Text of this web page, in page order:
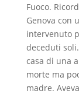
Fuoco.
Genova con
intervenuto
deceduti
casa di una
morte ma
madre.